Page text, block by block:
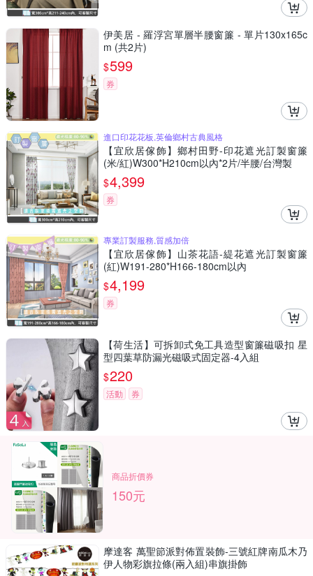
伊美居 - 羅浮宮單層半腰窗簾 - 單片130x165c
m (共2片)
$599
券
進口印花花板,英倫鄉村古典風格
【宜欣居傢飾】鄉村田野-印花遮光訂製窗簾
(米/紅)W300*H210cm以內*2片/半腰/台灣製
$4,399
券
專業訂製服務,質感加倍
【宜欣居傢飾】山茶花語-緹花遮光訂製窗簾
(紅)W191-280*H166-180cm以內
$4,199
券
【荷生活】可拆卸式免工具造型窗簾磁吸扣 星
型四葉草防漏光磁吸式固定器-4入組
$220
活動 券
商品折價券
150元
摩達客 萬聖節派對佈置裝飾-三號紅牌南瓜木乃
伊人物彩旗拉條(兩入組)串旗掛飾